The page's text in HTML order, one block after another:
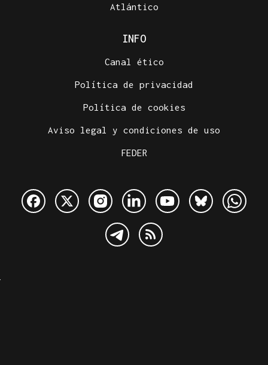
Atlántico
INFO
Canal ético
Política de privacidad
Política de cookies
Aviso legal y condiciones de uso
FEDER